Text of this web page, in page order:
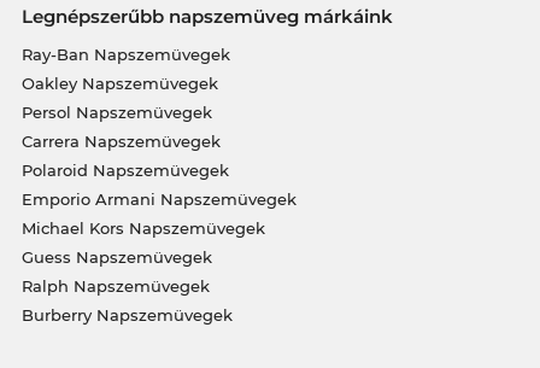
Legnépszerűbb napszemüveg márkáink
Ray-Ban Napszemüvegek
Oakley Napszemüvegek
Persol Napszemüvegek
Carrera Napszemüvegek
Polaroid Napszemüvegek
Emporio Armani Napszemüvegek
Michael Kors Napszemüvegek
Guess Napszemüvegek
Ralph Napszemüvegek
Burberry Napszemüvegek